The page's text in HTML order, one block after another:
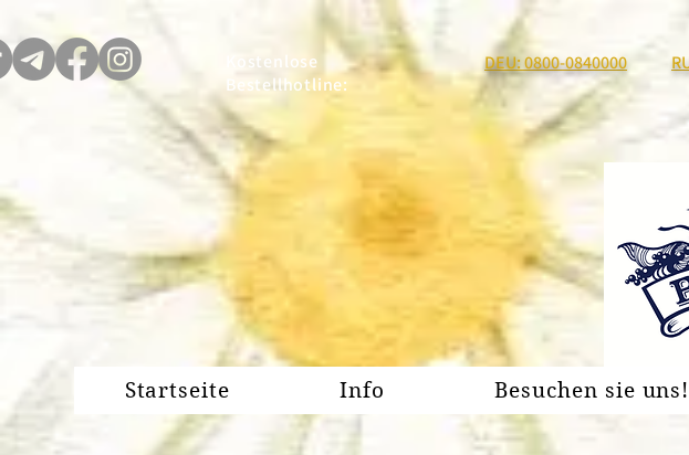
Kostenlose
Bestellhotline:
DEU: 0800-0840000
Startseite Info Besuchen sie uns!